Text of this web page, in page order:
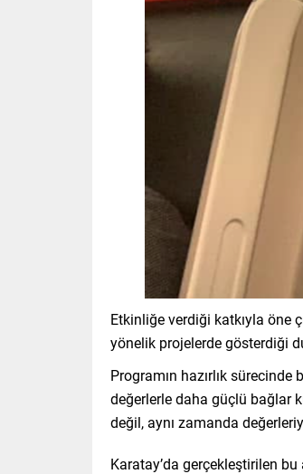
Etkinliğe verdiği katkıyla öne
yönelik projelerde gösterdiği
Programın hazırlık
değerlerle daha güçlü bağlar
değil, aynı zamanda
Karatay’da gerçekleştirilen